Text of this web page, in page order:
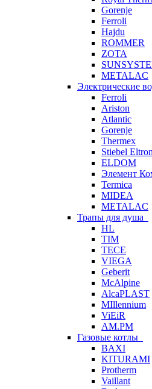
Gorenje
Ferroli
Hajdu
ROMMER
ZOTA
METALAC
Электрические
Ferroli
Ariston
Atlantic
Gorenje
Thermex
Stiebel Eltron
ELDOM
Элемент
Termica
MIDEA
METALAC
Трапы для душа
HL
TIM
TECE
VIEGA
Geberit
McAlpine
AlcaPLAST
MIllennium
ViEiR
AM.PM
Газовые котлы
BAXI
KITURAMI
Protherm
Vaillant